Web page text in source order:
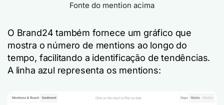
Fonte do mention acima
O Brand24 também fornece um gráfico que
mostra o número de mentions ao longo do
tempo, facilitando a identificação de tendências.
A linha azul representa os mentions: